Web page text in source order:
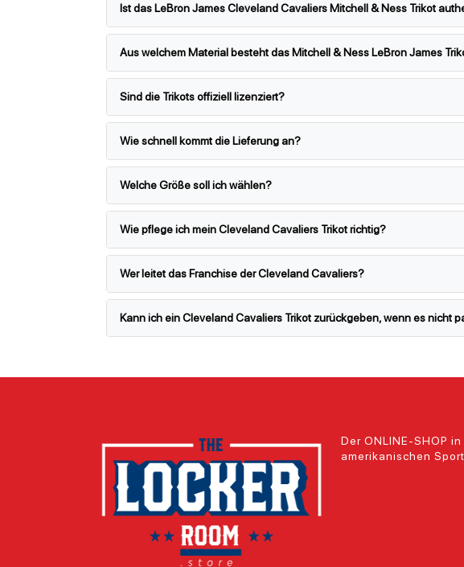
Ist das LeBron James Cleveland Cavaliers Mitchell & Ness Trikot
Aus welchem Material besteht das Mitchell & Ness LeBron James
Sind die Trikots offiziell lizenziert?
Wie schnell kommt die Lieferung an?
Welche Größe soll ich wählen?
Wie pflege ich mein Cleveland Cavaliers Trikot richtig?
Wer leitet das Franchise der Cleveland Cavaliers?
Kann ich ein Cleveland Cavaliers Trikot zurückgeben, wenn es nicht
Der ONLINE-SHOP
amerikanischen